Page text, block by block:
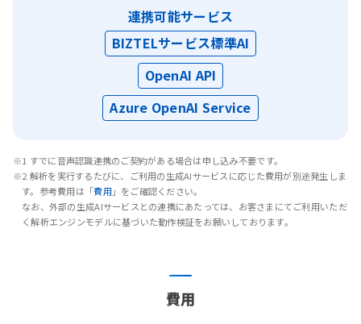
連携可能サービス
BIZTELサービス標準AI
OpenAI API
Azure OpenAI Service
※1 すでに音声認識連携のご契約がある場合は申し込み不要です。
※2 解析を実行するたびに、ご利用の生成AIサービスに応じた費用が別途発生しま
す。参考費用は「費用 」をご確認ください。
なお、外部の生成AIサービスとの連携にあたっては、お客さまにてご利用いただ
く解析エンジンモデルに基づいた動作検証をお願いしております。
費用